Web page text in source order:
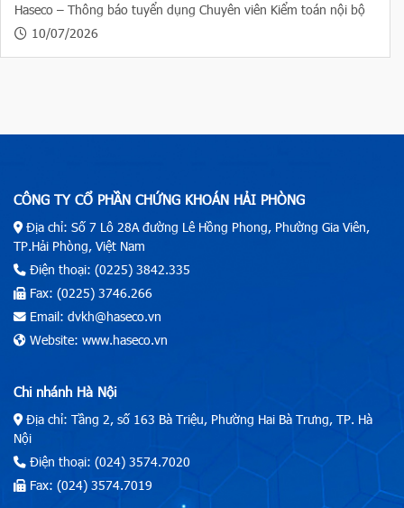
Haseco – Thông báo tuyển dụng Chuyên viên Kiểm toán nội bộ
10/07/2026
CÔNG TY CỔ PHẦN CHỨNG KHOÁN HẢI PHÒNG
Địa chỉ: Số 7 Lô 28A đường Lê Hồng Phong, Phường Gia Viên,
TP.Hải Phòng, Việt Nam
Điện thoại: (0225) 3842.335
Fax: (0225) 3746.266
Email: dvkh@haseco.vn
Website: www.haseco.vn
Chi nhánh Hà Nội
Địa chỉ: Tầng 2, số 163 Bà Triệu, Phường Hai Bà Trưng, TP. Hà
Nội
Điện thoại: (024) 3574.7020
Fax: (024) 3574.7019